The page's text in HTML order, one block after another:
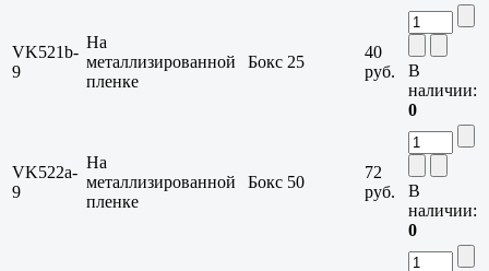
VK521b-
9
На
металлизированной
пленке
Бокс 25
40
руб.
В
наличии:
0
VK522a-
9
На
металлизированной
пленке
Бокс 50
72
руб.
В
наличии:
0